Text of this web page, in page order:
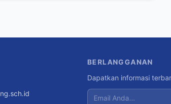
BERLANGGANAN
Dapatkan informasi